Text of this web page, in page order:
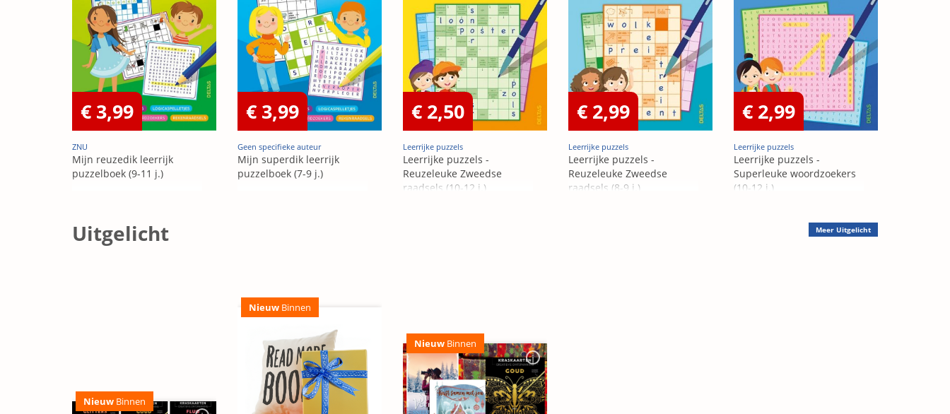
€ 3,99
ZNU
Mijn reuzedik leerrijk
puzzelboek (9-11 j.)
€ 3,99
Geen specifieke auteur
Mijn superdik leerrijk
puzzelboek (7-9 j.)
€ 2,50
Leerrijke puzzels
Leerrijke puzzels -
Reuzeleuke Zweedse
raadsels (10-12 j.)
€ 2,99
Leerrijke puzzels
Leerrijke puzzels -
Reuzeleuke Zweedse
raadsels (8-9 j.)
€ 2,99
Leerrijke puzzels
Leerrijke puzzels -
Superleuke woordzoekers
(10-12 j.)
Uitgelicht Meer Uitgelicht
Nieuw Binnen
Nieuw Binnen
Nieuw Binnen